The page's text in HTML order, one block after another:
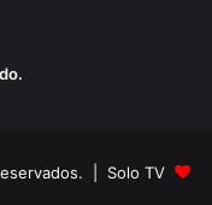
| Solo TV